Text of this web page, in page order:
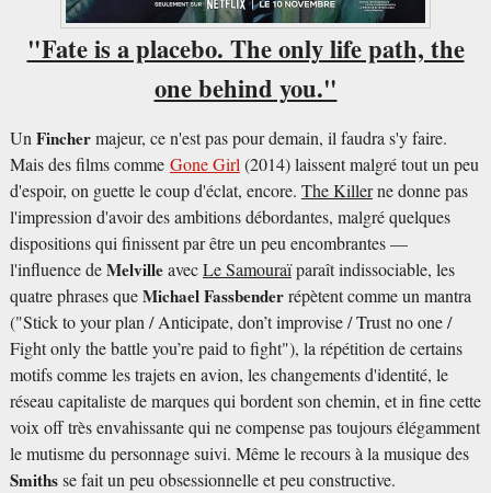
"Fate is a placebo. The only life path, the
one behind you."
UnFinchermajeur, ce n'est pas pour demain, il faudra s'y faire.
Mais des films comme Gone Girl(2014) laissent malgré tout un peu
d'espoir, on guette le coup d'éclat, encore. The Killerne donne pas
l'impression d'avoir des ambitions débordantes, malgré quelques
dispositions qui finissent par être un peu encombrantes —
l'influence deMelvilleavecLe Samouraïparaît indissociable, les
quatre phrases queMichael Fassbenderrépètent comme un mantra
("Stick to your plan / Anticipate, don’t improvise / Trust no one /
Fight only the battle you’re paid to fight"), la répétition de certains
motifs comme les trajets en avion, les changements d'identité, le
réseau capitaliste de marques qui bordent son chemin, et in fine cette
voix off très envahissante qui ne compense pas toujours élégamment
le mutisme du personnage suivi. Même le recours à la musique des
Smithsse fait un peu obsessionnelle et peu constructive.